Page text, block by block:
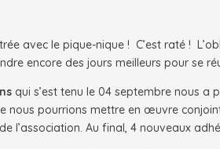
avec le pique-nique ! C’est raté !
encore des jours meilleurs pour se
qui s’est tenu le 04 septembre nous a
nous pourrions mettre en œuvre
l’association. Au final, 4 nouveaux